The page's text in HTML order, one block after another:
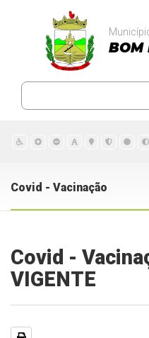
BOM
Covid - Vacinação
Covid -
VIGENTE